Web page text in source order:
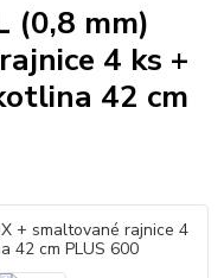
(0,8 mm)
4 ks +
42 cm